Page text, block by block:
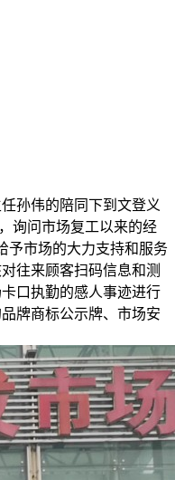
孙伟的陪同下到文登义
询问市场复工以来的经
予市场的大力支持和服务
往来顾客扫码信息和测
口执勤的感人事迹进行
牌商标公示牌、市场安